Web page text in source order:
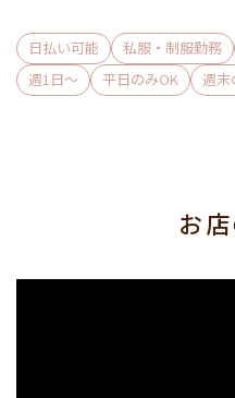
日払い可能 私服・制服勤務
週1日〜
平日のみOK 週末
お